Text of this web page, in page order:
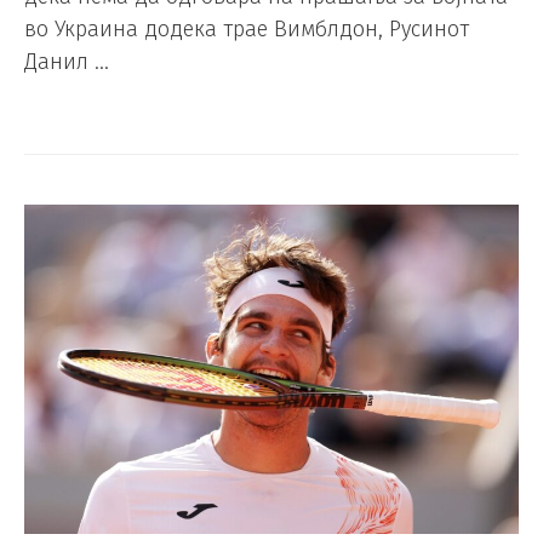
во Украина додека трае Вимблдон, Русинот
Данил …